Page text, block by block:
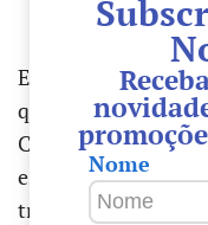
geral e bem-
Esses são apenas
que os Diapasões
Cada pessoa pode
essa terapia, já que
tratando o indivíduo
Nome